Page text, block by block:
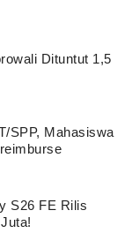
Dituntut 1,5
SPP, Mahasiswa
S26 FE Rilis